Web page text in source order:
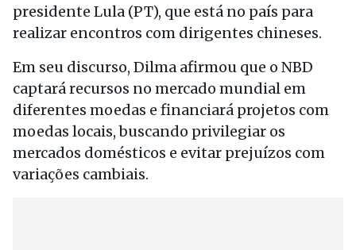
presidente Lula (PT), que está no país para
realizar encontros com dirigentes chineses.
Em seu discurso, Dilma afirmou que o NBD
captará recursos no mercado mundial em
diferentes moedas e financiará projetos com
moedas locais, buscando privilegiar os
mercados domésticos e evitar prejuízos com
variações cambiais.